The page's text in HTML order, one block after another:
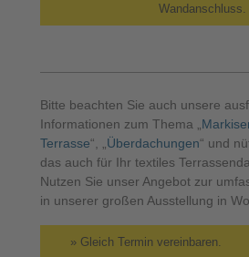
Wandanschluss.
Bitte beachten Sie auch unsere
Informationen zum Thema „
Terrasse“, „ Überdachungen“ und
das auch für Ihr textiles
Nutzen Sie unser Angebot zur
in unserer großen Ausstellung in
» Gleich Termin vereinbaren.